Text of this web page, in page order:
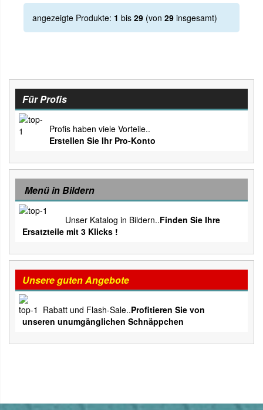
angezeigte Produkte: 1 bis 29 (von 29 insgesamt)
Für Profis
Profis haben viele Vorteile..
Erstellen Sie Ihr Pro-Konto
Menü in Bildern
Unser Katalog in Bildern..Finden Sie Ihre
Ersatzteile mit 3 Klicks !
Unsere guten Angebote
Rabatt und Flash-Sale..Profitieren Sie von
unseren unumgänglichen Schnäppchen